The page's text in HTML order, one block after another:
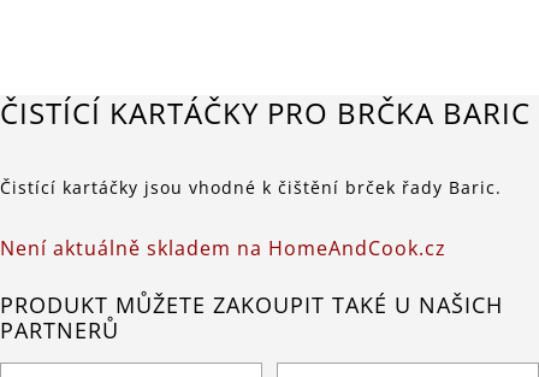
ČISTÍCÍ KARTÁČKY PRO BRČKA BARIC
Čistící kartáčky jsou vhodné k čištění brček řady Baric.
Není aktuálně skladem na HomeAndCook.cz
PRODUKT MŮŽETE ZAKOUPIT TAKÉ U NAŠICH
PARTNERŮ